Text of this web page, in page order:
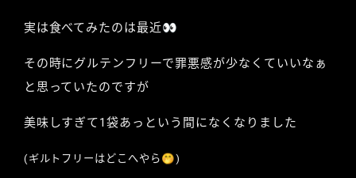
実は食べてみたのは最近👀
その時にグルテンフリーで罪悪感が少なくていいなぁ
と思っていたのですが
美味しすぎて1袋あっという間になくなりました
(ギルトフリーはどこへやら🤭)